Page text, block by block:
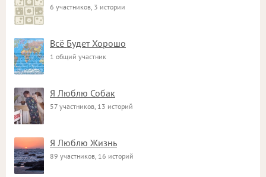
6 участников, 3 истории
Всё Будет Хорошо
1 общий участник
Я Люблю Собак
57 участников, 13 историй
Я Люблю Жизнь
89 участников, 16 историй